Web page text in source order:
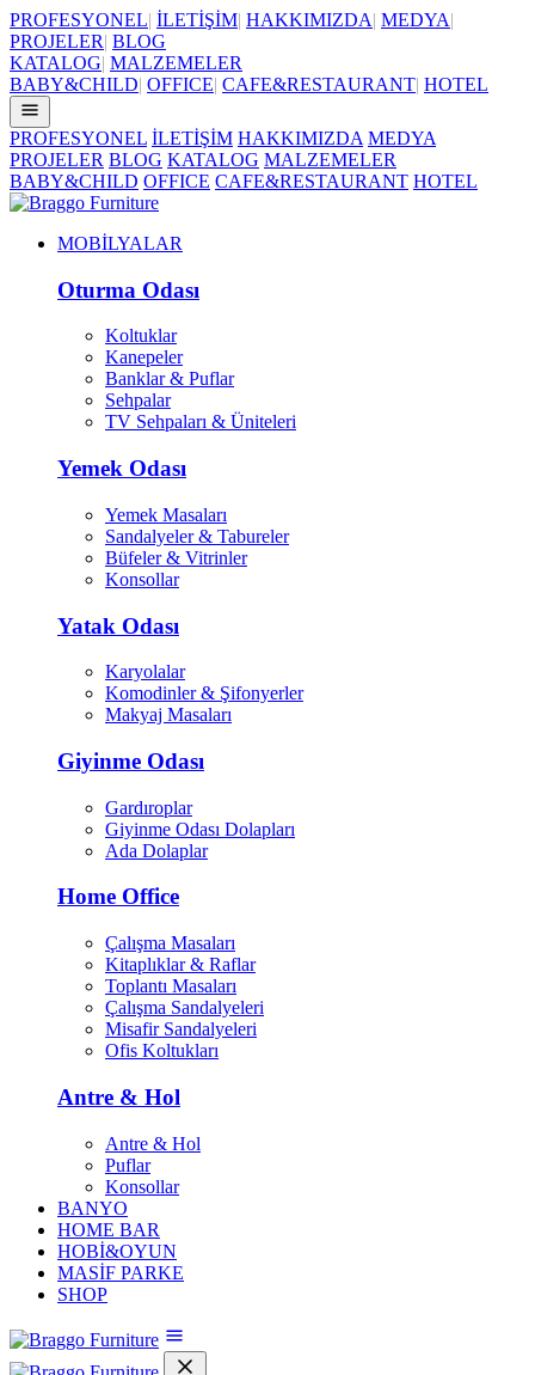
PROFESYONEL| İLETİŞİM| HAKKIMIZDA| MEDYA|
PROJELER| BLOG
KATALOG| MALZEMELER
BABY&CHILD| OFFICE| CAFE&RESTAURANT| HOTEL
PROFESYONEL İLETİŞİM HAKKIMIZDA MEDYA
PROJELER BLOG KATALOG MALZEMELER
BABY&CHILD OFFICE CAFE&RESTAURANT HOTEL
MOBİLYALAR
Oturma Odası
Koltuklar
Kanepeler
Banklar & Puflar
Sehpalar
TV Sehpaları & Üniteleri
Yemek Odası
Yemek Masaları
Sandalyeler & Tabureler
Büfeler & Vitrinler
Konsollar
Yatak Odası
Karyolalar
Komodinler & Şifonyerler
Makyaj Masaları
Giyinme Odası
Gardıroplar
Giyinme Odası Dolapları
Ada Dolaplar
Home Office
Çalışma Masaları
Kitaplıklar & Raflar
Toplantı Masaları
Çalışma Sandalyeleri
Misafir Sandalyeleri
Ofis Koltukları
Antre & Hol
Antre & Hol
Puflar
Konsollar
BANYO
HOME BAR
HOBİ&OYUN
MASİF PARKE
SHOP